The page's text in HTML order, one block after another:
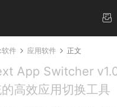
件 应用软件 正文
App Switcher
高效应用切换工具